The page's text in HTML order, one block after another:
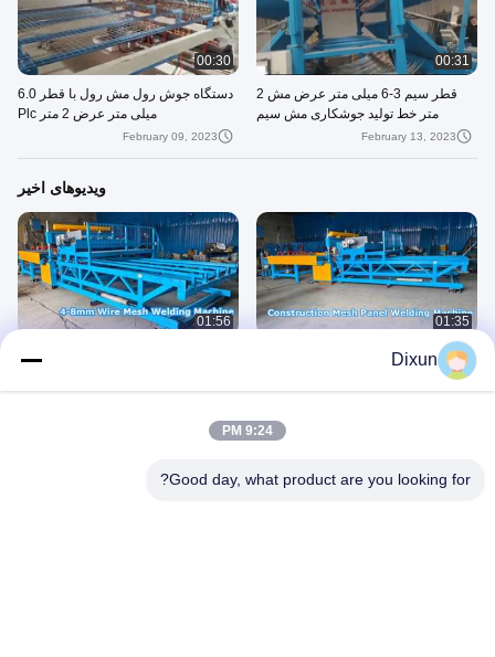
00:31
قطر سیم 3-6 میلی متر عرض مش 2
متر خط تولید جوشکاری مش سیم
February 13, 2023
00:30
دستگاه جوش رول مش رول با قطر 6.0
میلی متر عرض 2 متر Plc
February 09, 2023
ویدیوهای اخیر
01:35
دستگاه جوش مش ساختمانی
August 06, 2026
01:56
Dixun
9:24 PM
Good day, what product are you looking for?